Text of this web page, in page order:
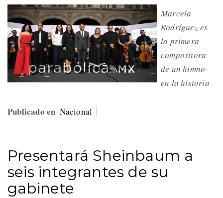
Marcela
Rodríguez es
la primera
compositora
de un himno
en la historia
Publicado en Nacional
Presentará Sheinbaum a
seis integrantes de su
gabinete